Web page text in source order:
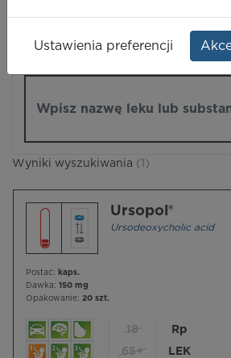
Wyniki wyszukiwania (1)
Ursopol®
Ursodeoxycholic acid
Postać: kaps.
Dawka: 150 mg
Opakowanie: 20 szt.
18
65+
Rp
LEK
Ustawienia preferencji